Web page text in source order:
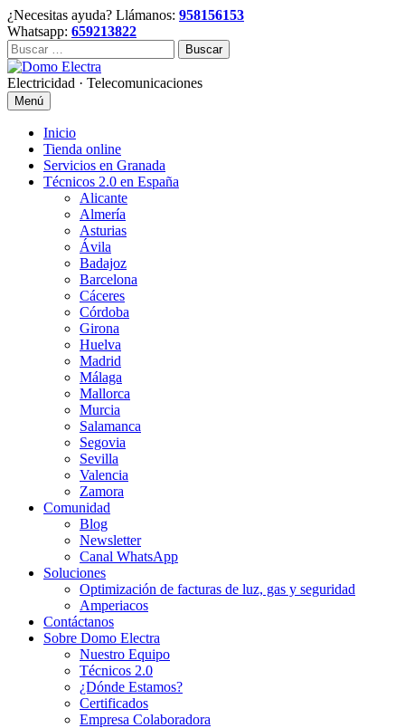
Skip
to
content
¿Necesitas ayuda? Llámanos: 958156153
Whatsapp: 659213822
Buscar:
Electricidad · Telecomunicaciones
Menú
Inicio
Tienda online
Servicios en Granada
Técnicos 2.0 en España
Alicante
Almería
Asturias
Ávila
Badajoz
Barcelona
Cáceres
Córdoba
Girona
Huelva
Madrid
Málaga
Mallorca
Murcia
Salamanca
Segovia
Sevilla
Valencia
Zamora
Comunidad
Blog
Newsletter
Canal WhatsApp
Soluciones
Optimización de facturas de luz, gas y seguridad
Amperiacos
Contáctanos
Sobre Domo Electra
Nuestro Equipo
Técnicos 2.0
¿Dónde Estamos?
Certificados
Empresa Colaboradora